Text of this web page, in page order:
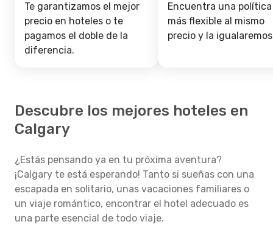
Te garantizamos el mejor
precio en hoteles o te
pagamos el doble de la
diferencia.
Encuentra una política
más flexible al mismo
precio y la
Descubre los mejores hoteles en
Calgary
¿Estás pensando ya en tu próxima aventura?
¡Calgary te está esperando! Tanto si sueñas con una
escapada en solitario, unas vacaciones familiares o
un viaje romántico, encontrar el hotel adecuado es
una parte esencial de todo viaje.